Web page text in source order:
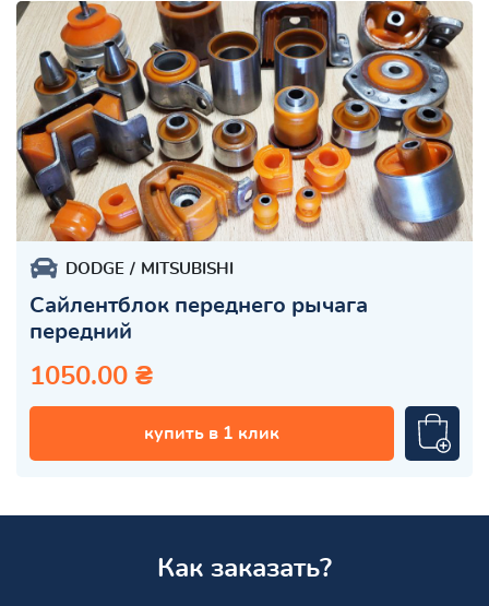
DODGE MITSUBISHI
Сайлентблок переднего рычага
передний
1050.00 ₴
купить в 1 клик
Как заказать?